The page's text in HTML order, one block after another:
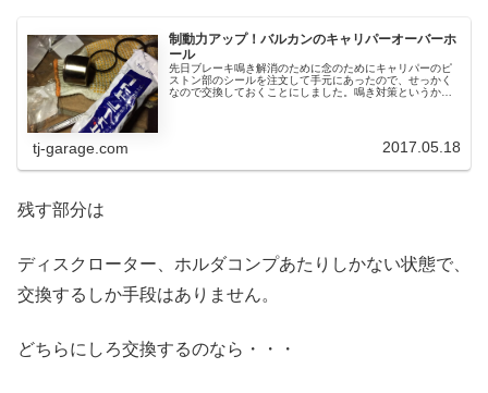
制動力アップ！バルカンのキャリパーオーバーホ
ール
先日ブレーキ鳴き解消のために念のためにキャリパーのピ
ストン部のシールを注文して手元にあったので、せっかく
なので交換しておくことにしました。鳴き対策というか破
tj-garage.com 2017.05.18
残す部分は
ディスクローター、ホルダコンプあたりしかない状態で、
交換するしか手段はありません。
どちらにしろ交換するのなら・・・